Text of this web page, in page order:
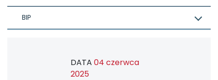
BIP
DATA 04 czerwca
2025